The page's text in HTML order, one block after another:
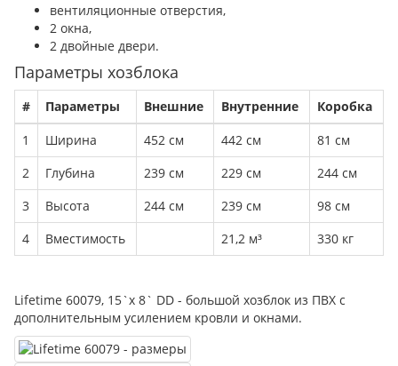
вентиляционные отверстия,
2 окна,
2 двойные двери.
Параметры хозблока
# Параметры Внешние Внутренние
Коробка
1
Ширина 452 см 442 см
81 см
2
Глубина 239 см 229 см
244 см
3
Высота 244 см 239 см
98 см
4
Вместимость 21,2 м³ 330 кг
Lifetime 60079, 15`x 8` DD - большой хозблок из ПВХ с
дополнительным усилением кровли и окнами.